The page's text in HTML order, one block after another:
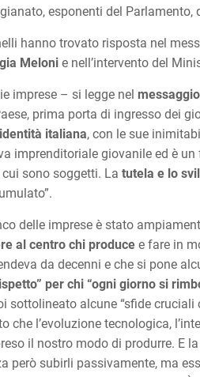
esponenti del Parlamento,
hanno trovato risposta nel
Meloni e nell’intervento del
imprese – si legge nel messaggio
prima porta di ingresso dei
italiana, con le sue
imprenditoriale giovanile ed è
sono soggetti. Latutela e lo
delle imprese è stato
al centro chi produce e fare in
da decenni e che si pone
per chi “ogni giorno si
sottolineato alcune “sfide
che l’evoluzione tecnologica,
il nostro modo di produrre. E
però subirli passivamente, ma